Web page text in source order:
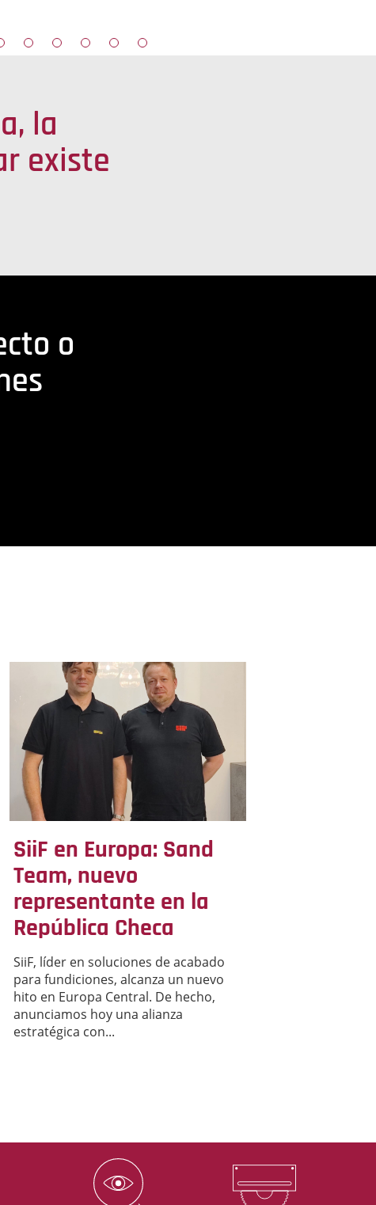
la
existe
o
SiiF en Europa: Sand
Team, nuevo
representante en la
República Checa
SiiF, líder en soluciones de acabado
para fundiciones, alcanza un nuevo
hito en Europa Central. De hecho,
anunciamos hoy una alianza
estratégica con...